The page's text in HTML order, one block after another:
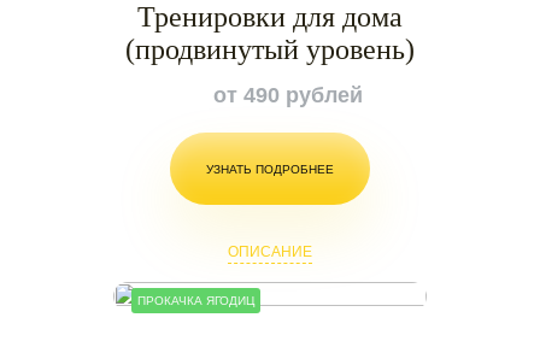
Тренировки для дома
(продвинутый уровень)
от 490 рублей
ОПИСАНИЕ
УЗНАТЬ ПОДРОБНЕЕ
ПРОКАЧКА ЯГОДИЦ